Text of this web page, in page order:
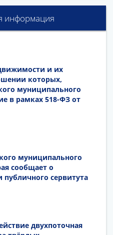
информация
и их
которых,
муниципального
в рамках 518-ФЗ от
муниципального
сообщает о
сервитута
двухпоточная